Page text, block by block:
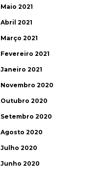
Maio 2021
Abril 2021
Março 2021
Fevereiro 2021
Janeiro 2021
Novembro 2020
Outubro 2020
Setembro 2020
Agosto 2020
Julho 2020
Junho 2020